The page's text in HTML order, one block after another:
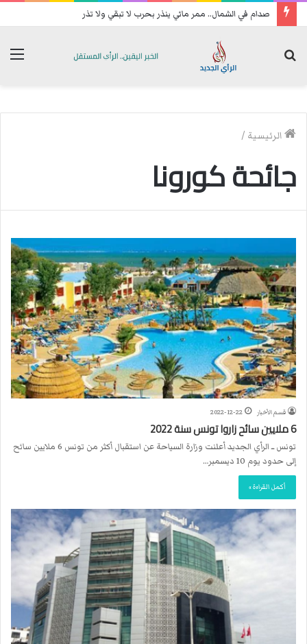
صدام في الشمال.. ممر مائي ينذر بحرب لا تبقي ولا تذر
الرئيسية /
جائحة كورونا
قسم الأخبار 2022-12-22
6 ملايين سائح زاروا تونس سنة 2022
تونس ــ الرأي الجديد أعلنت وزارة السياحة عن استقبال أكثر من تونس 6 ملايين سائح
إلى حدود يوم 10 ديسمبر…
أكمل القراءة »